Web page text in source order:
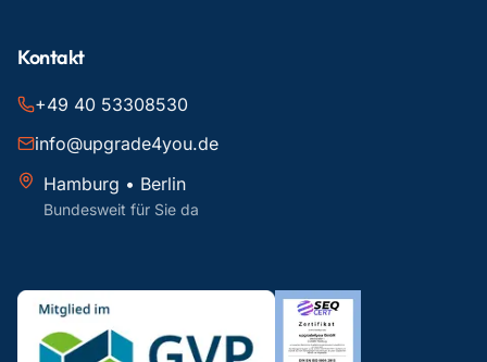
Kontakt
+49 40 53308530
info@upgrade4you.de
Hamburg • Berlin
Bundesweit für Sie da